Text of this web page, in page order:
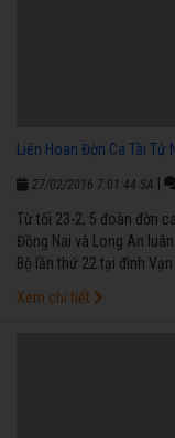
Liên Hoan Đờn Ca Tài Tử
27/02/2016 7:01:44 SA
Từ tối 23-2, 5 đoàn đờn
Đồng Nai và Long An
Bộ lần thứ 22 tại đình
Xem chi tiết